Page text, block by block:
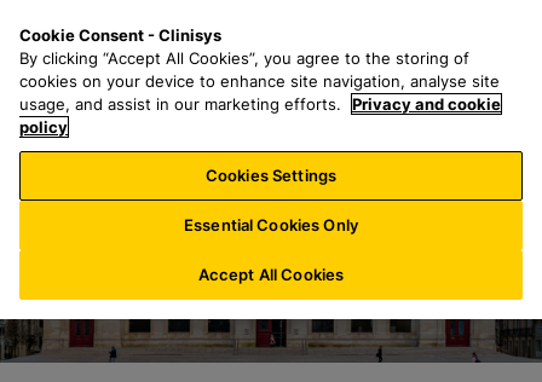
t
e
a
r
h
f
o
:
n
u
Cookie Consent - Clinisys
By clicking “Accept All Cookies”, you agree to the storing of
cookies on your device to enhance site navigation, analyse site
usage, and assist in our marketing efforts.
Privacy and cookie
policy
Cookies Settings
Essential Cookies Only
Accept All Cookies